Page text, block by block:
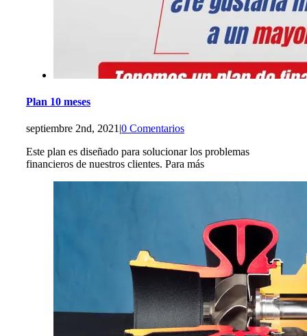
Plan 10 meses
septiembre 2nd, 2021 |0 Comentarios
Este plan es diseñado para solucionar los problemas
financieros de nuestros clientes. Para más